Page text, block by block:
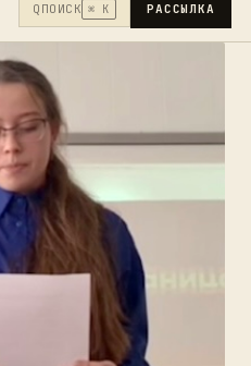
Q ПОИСК ⌘ K РАССЫЛКА